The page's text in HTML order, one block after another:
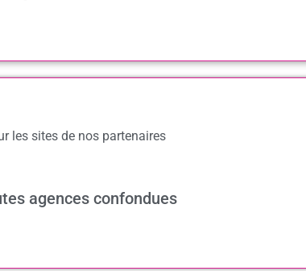
les sites de nos partenaires
agences confondues